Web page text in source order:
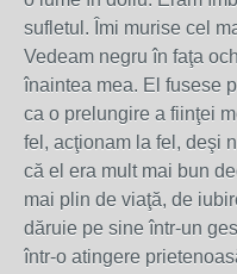
sufletul. Îmi murise cel
Vedeam negru în faţa
înaintea mea. El fusese
ca o prelungire a fiinţei
fel, acţionam la fel, deşi
că el era mult mai bun
mai plin de viaţă, de
dăruie pe sine într-un
într-o atingere